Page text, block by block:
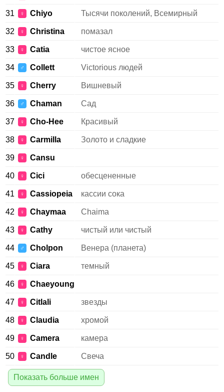
31 ♀ Chiyo Тысячи поколений, Всемирный
32 ♀ Christina помазал
33 ♀ Catia чистое ясное
34 ♂ Collett Victorious людей
35 ♀ Cherry Вишневый
36 ♂ Chaman Сад
37 ♀ Cho-Hee Красивый
38 ♀ Carmilla Золото и сладкие
39 ♀ Cansu
40 ♀ Cici обесцененные
41 ♀ Cassiopeia кассии сока
42 ♀ Chaymaa Chaima
43 ♀ Cathy чистый или чистый
44 ♂ Cholpon Венера (планета)
45 ♀ Ciara темный
46 ♀ Chaeyoung
47 ♀ Citlali звезды
48 ♀ Claudia хромой
49 ♀ Camera камера
50 ♀ Candle Свеча
Показать больше имен